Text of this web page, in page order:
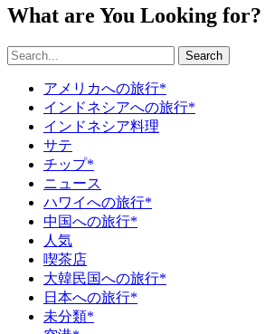
What are You Looking for?
Search
アメリカへの旅行*
インドネシアへの旅行*
インドネシア料理
サテ
チップ*
ニュース
ハワイへの旅行*
中国への旅行*
人気
喫茶店
大韓民国への旅行*
日本への旅行*
未分類*